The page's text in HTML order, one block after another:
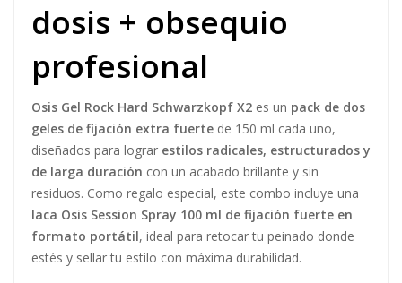
dosis + obsequio
profesional
Osis Gel Rock Hard Schwarzkopf X2 es un pack de dos
geles de fijación extra fuerte de 150 ml cada uno,
diseñados para lograr estilos radicales, estructurados y
de larga duración con un acabado brillante y sin
residuos. Como regalo especial, este combo incluye una
laca Osis Session Spray 100 ml de fijación fuerte en
formato portátil, ideal para retocar tu peinado donde
estés y sellar tu estilo con máxima durabilidad.